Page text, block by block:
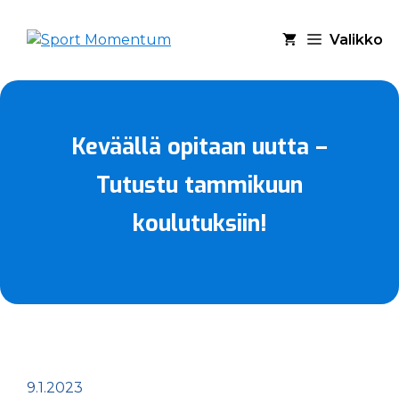
sisältöön
Valikko
Keväällä opitaan uutta –
Tutustu tammikuun
koulutuksiin!
9.1.2023